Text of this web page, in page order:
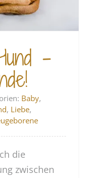
–
Baby,
, Liebe,
die
zwischen